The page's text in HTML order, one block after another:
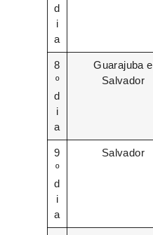
d
i
a
8
º
d
i
a
Guarajuba e
Salvador
9
º
d
i
a
Salvador